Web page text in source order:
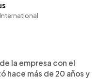
la empresa con el
hace más de 20 años y